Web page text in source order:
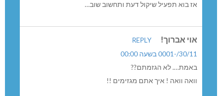
בוא תפעיל שיקול דעת ותחשוב שוב…
אברוך!
REPLY
לא הגזמתם??
וואה ! איך אתם מגזימים !!